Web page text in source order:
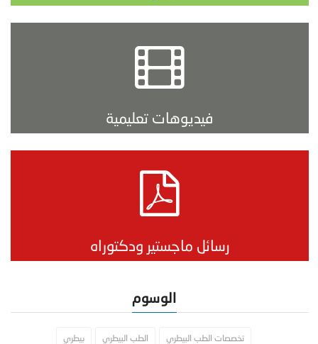
فيديوهات تعليمية
رسائل ماجستير ودكتوراه
الوسوم
تخصصات الطب البيطري الطب البيطري بيطري